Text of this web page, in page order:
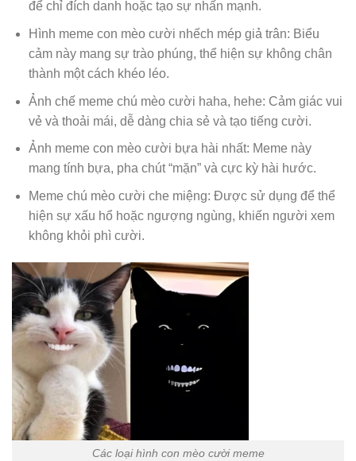
để chỉ đích danh hoặc tạo sự nhấn mạnh.
Hình meme con mèo cười nhếch mép giả trân: Biểu
cảm này mang sự trào phúng, thể hiện sự không chân
thành một cách khéo léo.
Ảnh chế meme chú mèo cười haha, hehe: Cảm giác vui
vẻ và thoải mái, dễ dàng chia sẻ và tạo tiếng cười.
Ảnh meme con mèo cười bựa hài nhất: Meme này
mang tính bựa, pha chút “mặn” và cực kỳ hài hước.
Meme chú mèo cười che miệng: Được sử dụng để thể
hiện sự xấu hổ hoặc ngượng ngùng, khiến người xem
không khỏi phì cười.
Các loại hình con mèo cười meme